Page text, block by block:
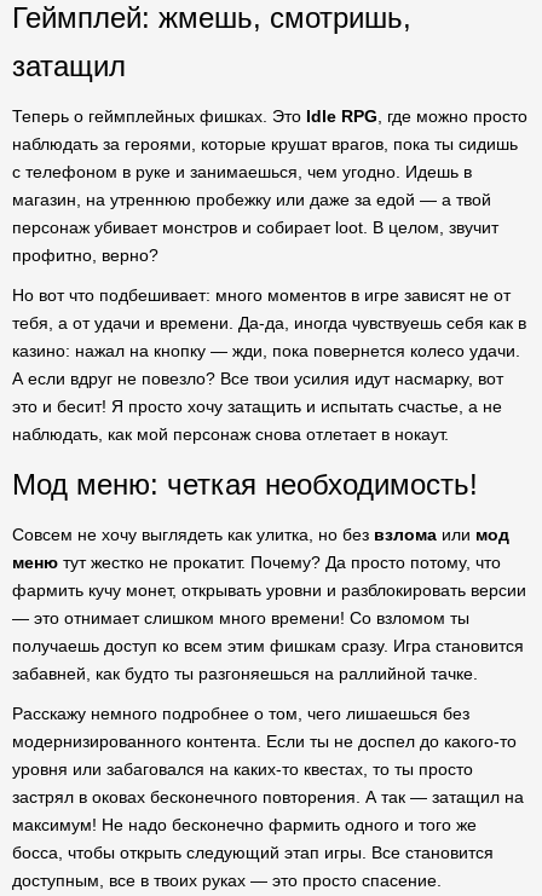
Геймплей: жмешь, смотришь,
затащил
Теперь о геймплейных фишках. Это Idle RPG , где можно просто
наблюдать за героями, которые крушат врагов, пока ты сидишь
с телефоном в руке и занимаешься, чем угодно. Идешь в
магазин, на утреннюю пробежку или даже за едой — а твой
персонаж убивает монстров и собирает loot. В целом, звучит
профитно, верно?
Но вот что подбешивает: много моментов в игре зависят не от
тебя, а от удачи и времени. Да-да, иногда чувствуешь себя как в
казино: нажал на кнопку — жди, пока повернется колесо удачи.
А если вдруг не повезло? Все твои усилия идут насмарку, вот
это и бесит! Я просто хочу затащить и испытать счастье, а не
наблюдать, как мой персонаж снова отлетает в нокаут.
Мод меню: четкая необходимость!
Совсем не хочу выглядеть как улитка, но без взлома или мод
меню тут жестко не прокатит. Почему? Да просто потому, что
фармить кучу монет, открывать уровни и разблокировать версии
— это отнимает слишком много времени! Со взломом ты
получаешь доступ ко всем этим фишкам сразу. Игра становится
забавней, как будто ты разгоняешься на раллийной тачке.
Расскажу немного подробнее о том, чего лишаешься без
модернизированного контента. Если ты не доспел до какого-то
уровня или забаговался на каких-то квестах, то ты просто
застрял в оковах бесконечного повторения. А так — затащил на
максимум! Не надо бесконечно фармить одного и того же
босса, чтобы открыть следующий этап игры. Все становится
доступным, все в твоих руках — это просто спасение.